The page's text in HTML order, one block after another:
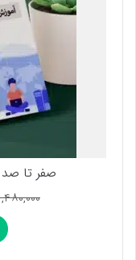
صفر تا صد اپلای